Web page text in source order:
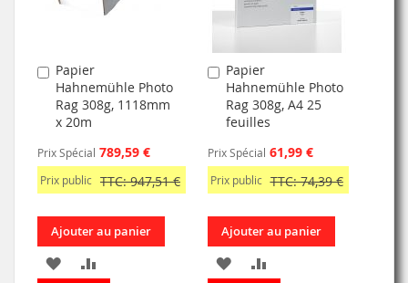
Papier
Hahnemühle Photo
Rag 308g, 1118mm
x 20m
Prix Spécial 789,59 €
Prix public TTC: 947,51 €
Ajouter
au
panier
Ajouter au panier
AJOUTER
Papier
Hahnemühle Photo
Rag 308g, A4 25
feuilles
Prix Spécial 61,99 €
Prix public TTC: 74,39 €
Ajouter
au
panier
Ajouter au panier
AJOUTER